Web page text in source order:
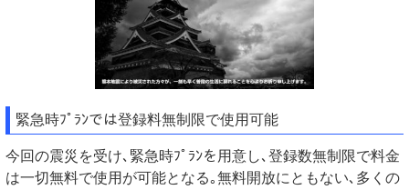
緊急時ﾌﾟﾗﾝでは登録料無制限で使用可能
今回の震災を受け､緊急時ﾌﾟﾗﾝを用意し､登録数無制限で料金
は一切無料で使用が可能となる｡無料開放にともない､多くの